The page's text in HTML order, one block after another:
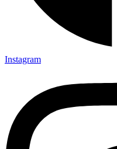
Instagram